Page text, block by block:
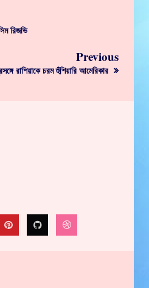
রিজভি
Previous
রাশিয়াকে চরম হুঁশিয়ারি আমেরিকার